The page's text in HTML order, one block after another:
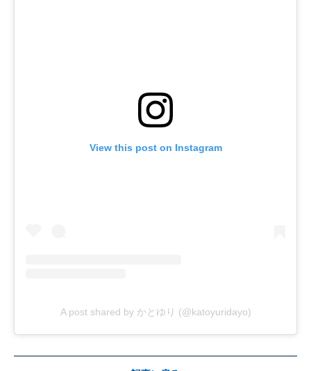
View this post on Instagram
A post shared by かとゆり (@katoyuridayo)